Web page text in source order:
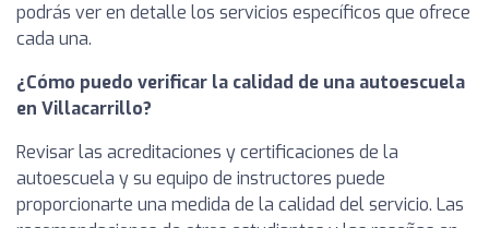
podrás ver en detalle los servicios específicos que ofrece
cada una.
¿Cómo puedo verificar la calidad de una autoescuela
en Villacarrillo?
Revisar las acreditaciones y certificaciones de la
autoescuela y su equipo de instructores puede
proporcionarte una medida de la calidad del servicio. Las